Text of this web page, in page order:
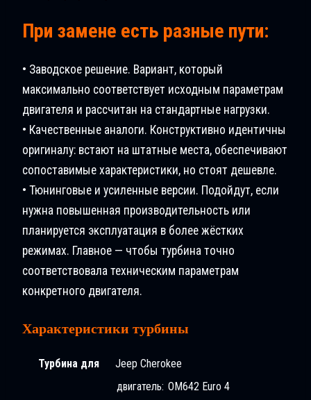
При замене есть разные пути:
• Заводское решение. Вариант, который
максимально соответствует исходным параметрам
двигателя и рассчитан на стандартные нагрузки.
• Качественные аналоги. Конструктивно идентичны
оригиналу: встают на штатные места, обеспечивают
сопоставимые характеристики, но стоят дешевле.
• Тюнинговые и усиленные версии. Подойдут, если
нужна повышенная производительность или
планируется эксплуатация в более жёстких
режимах. Главное — чтобы турбина точно
соответствовала техническим параметрам
конкретного двигателя.
Характеристики турбины
Турбина для Jeep Cherokee
двигатель: OM642 Euro 4